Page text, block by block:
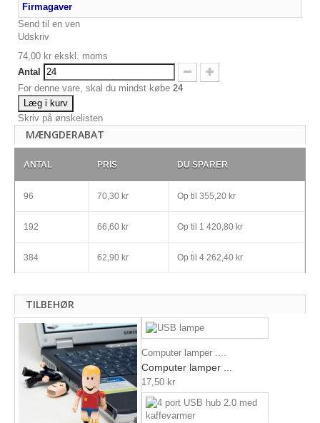
Firmagaver
Send til en ven
Udskriv
74,00 kr ekskl. moms
Antal
For denne vare, skal du mindst købe 24
Læg i kurv
Skriv på ønskelisten
MÆNGDERABAT
ANTAL PRIS DU SPARER
96 70,30 kr Op til 355,20 kr
192 66,60 kr Op til 1 420,80 kr
384 62,90 kr Op til 4 262,40 kr
TILBEHØR
Computer lamper ....
Computer lamper ...
17,50 kr